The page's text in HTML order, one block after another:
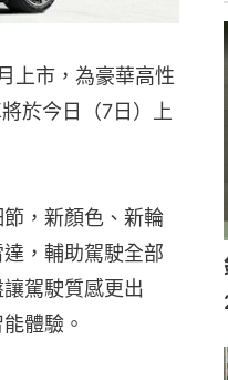
上市，為豪華高性
於今日（7日）上
，新顏色、新輪
，輔助駕駛全部
駕駛質感更出
體驗。